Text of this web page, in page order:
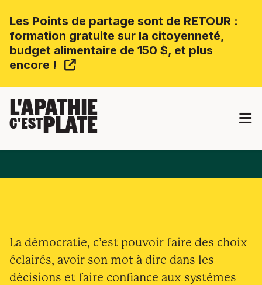
Les Points de partage sont de RETOUR :
formation gratuite sur la citoyenneté,
budget alimentaire de 150 $, et plus
encore !
L'APATHIE
C'ESTPLATE
La démocratie, c’est pouvoir faire des choix
éclairés, avoir son mot à dire dans les
décisions et faire confiance aux systèmes